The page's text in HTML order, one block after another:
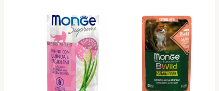
Price
range:
10,79 €
through
17,59 €
This
product
has
multiple
variants.
The